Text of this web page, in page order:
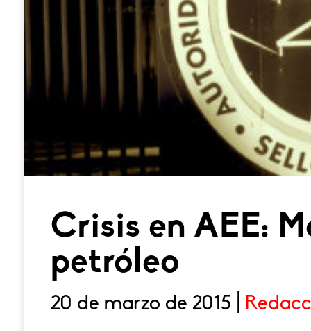
Crisis en AEE:
petróleo
20 de marzo de 2015 |